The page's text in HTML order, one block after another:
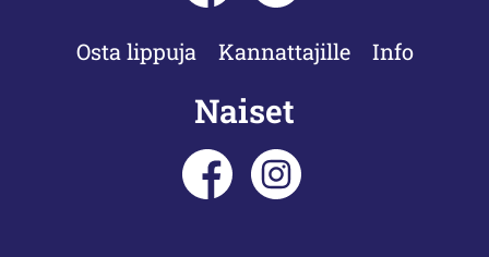
Osta lippuja Kannattajille Info
Naiset